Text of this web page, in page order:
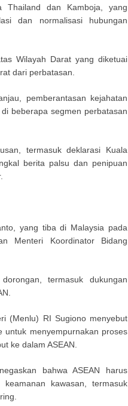
Thailand dan Kamboja, yang
dan normalisasi hubungan
Wilayah Darat yang diketuai
dari perbatasan.
pemberantasan kejahatan
beberapa segmen perbatasan
termasuk deklarasi Kuala
berita palsu dan penipuan
yang tiba di Malaysia pada
Menteri Koordinator Bidang
termasuk dukungan
(Menlu) RI Sugiono menyebut
untuk menyempurnakan proses
ke dalam ASEAN.
bahwa ASEAN harus
kawasan, termasuk